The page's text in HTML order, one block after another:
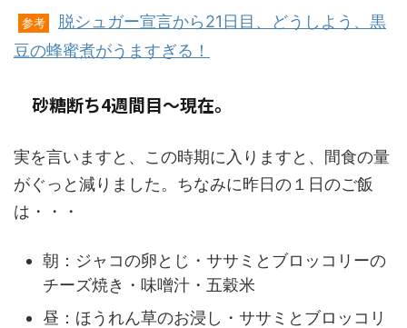
参考
脱シュガー宣言から21日目、どうしよう、黒
豆の蜂蜜煮がうますぎる！
砂糖断ち4週間目～現在。
実を言いますと、この時期に入りますと、間食の量
がぐっと減りました。ちなみに昨日の１日のご飯
は・・・
朝：ジャコの卵とじ・ササミとブロッコリーの
チーズ焼き・味噌汁・五穀米
昼：ほうれん草のお浸し・ササミとブロッコリ